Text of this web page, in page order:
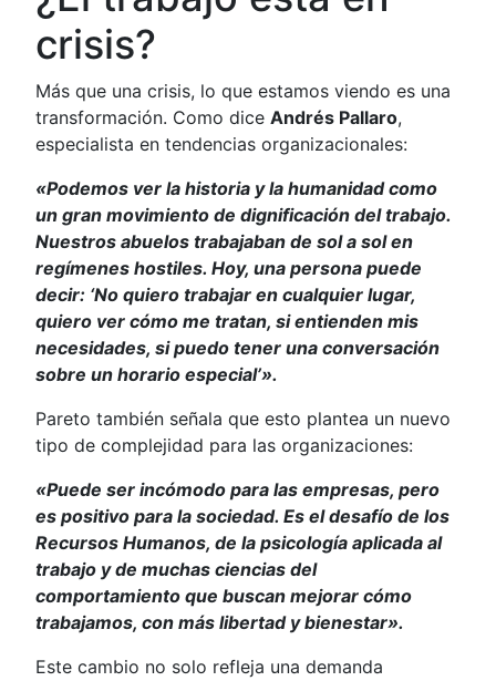
crisis?
Más que una crisis, lo que estamos viendo es una
transformación. Como diceAndrés Pallaro,
especialista en tendencias organizacionales:
«Podemos ver la historia y la humanidad como
un gran movimiento de dignificación del trabajo.
Nuestros abuelos trabajaban de sol a sol en
regímenes hostiles. Hoy, una persona puede
decir: ‘No quiero trabajar en cualquier lugar,
quiero ver cómo me tratan, si entienden mis
necesidades, si puedo tener una conversación
sobre un horario especial’».
Pareto también señala que esto plantea un nuevo
tipo de complejidad para las organizaciones:
«Puede ser incómodo para las empresas, pero
es positivo para la sociedad. Es el desafío de los
Recursos Humanos, de la psicología aplicada al
trabajo y de muchas ciencias del
comportamiento que buscan mejorar cómo
trabajamos, con más libertad y bienestar».
Este cambio no solo refleja una demanda